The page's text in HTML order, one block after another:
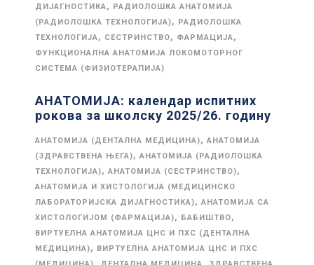
ДИЈАГНОСТИКА, РАДИОЛОШКА АНАТОМИЈА
(РАДИОЛОШКА ТЕХНОЛОГИЈА), РАДИОЛОШКА
ТЕХНОЛОГИЈА, СЕСТРИНСТВО, ФАРМАЦИЈА,
ФУНКЦИОНАЛНА АНАТОМИЈА ЛОКОМОТОРНОГ
СИСТЕМА (ФИЗИОТЕРАПИЈА)
АНАТОМИЈА: календар испитних
рокова за школску 2025/26. годину
АНАТОМИЈА (ДЕНТАЛНА МЕДИЦИНА), АНАТОМИЈА
(ЗДРАВСТВЕНА ЊЕГА), АНАТОМИЈА (РАДИОЛОШКА
ТЕХНОЛОГИЈА), АНАТОМИЈА (СЕСТРИНСТВО),
АНАТОМИЈА И ХИСТОЛОГИЈА (МЕДИЦИНСКО
ЛАБОРАТОРИЈСКА ДИЈАГНОСТИКА), АНАТОМИЈА СА
ХИСТОЛОГИЈОМ (ФАРМАЦИЈА), БАБИШТВО,
ВИРТУЕЛНА АНАТОМИЈА ЦНС И ПХС (ДЕНТАЛНА
МЕДИЦИНА), ВИРТУЕЛНА АНАТОМИЈА ЦНС И ПХС